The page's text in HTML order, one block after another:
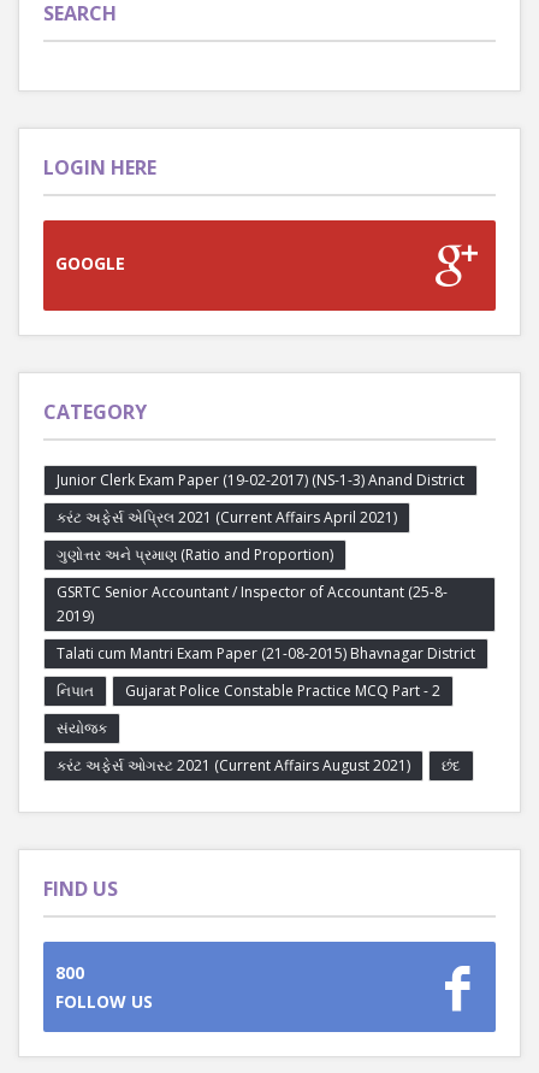
SEARCH
LOGIN HERE
GOOGLE
CATEGORY
Junior Clerk Exam Paper (19-02-2017) (NS-1-3) Anand District
કરંટ અફેર્સ એપ્રિલ 2021 (Current Affairs April 2021)
ગુણોત્તર અને પ્રમાણ (Ratio and Proportion)
GSRTC Senior Accountant / Inspector of Accountant (25-8-
2019)
Talati cum Mantri Exam Paper (21-08-2015) Bhavnagar District
નિપાત
Gujarat Police Constable Practice MCQ Part - 2
સંયોજક
કરંટ અફેર્સ ઓગસ્ટ 2021 (Current Affairs August 2021)
છંદ
FIND US
800
FOLLOW US